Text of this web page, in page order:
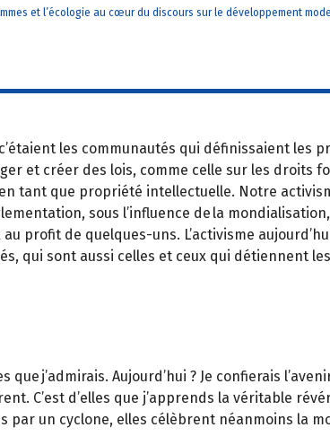
et l’écologie au cœur du discours sur le développement
les communautés qui définissaient les
et créer des lois, comme celle sur les droits
tant que propriété intellectuelle. Notre
sous l’influence de la
de quelques-uns. L’activisme
qui sont aussi celles et ceux qui détiennent
j’admirais. Aujourd’hui ? Je confierais
C’est d’elles que j’apprends la véritable
un cyclone, elles célèbrent néanmoins la